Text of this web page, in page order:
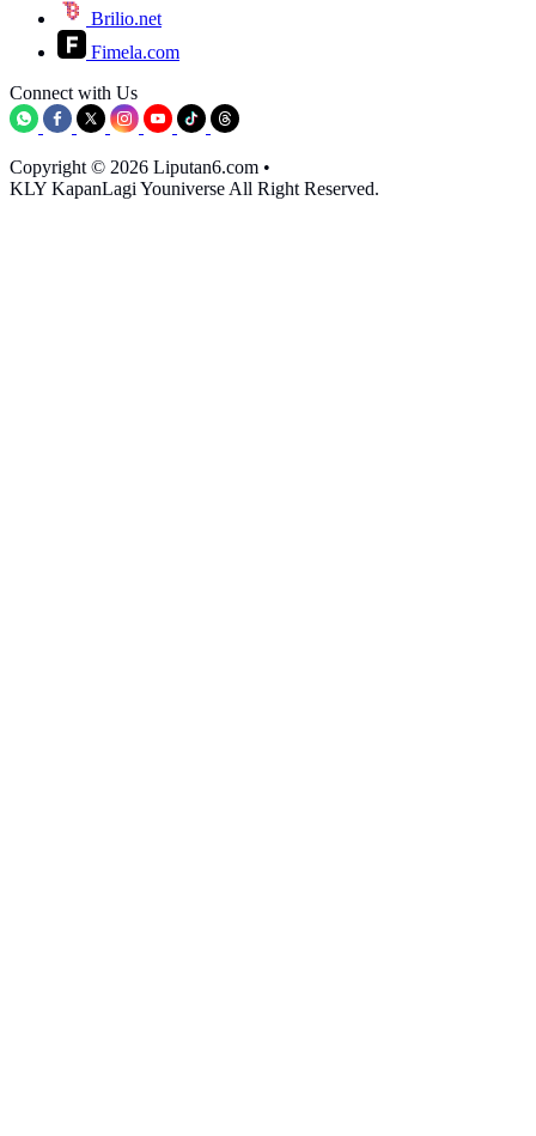
Brilio.net
Fimela.com
Connect with Us
Copyright © 2026 Liputan6.com •
KLY KapanLagi Youniverse All Right Reserved.